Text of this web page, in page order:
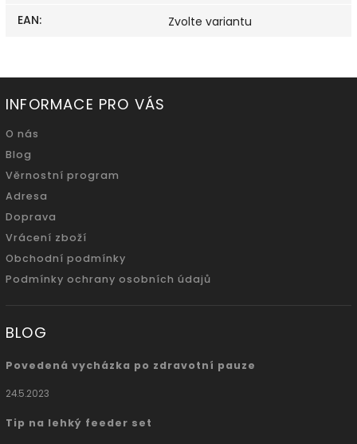
EAN: Zvolte variantu
INFORMACE PRO VÁS
O nás
Blog
Věrnostní program
Adresa
Doprava
Vrácení zboží
Obchodní podmínky
Podmínky ochrany osobních údajů
BLOG
Povedená vycházka po zdravotní pauze
24.5.2023
Tip na lehký feeder set